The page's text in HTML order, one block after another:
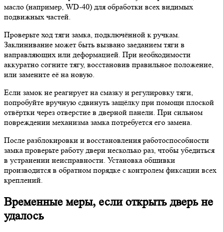
масло (например, WD-40) для обработки всех видимых
подвижных частей.
Проверьте ход тяги замка, подключённой к ручкам.
Заклинивание может быть вызвано заеданием тяги в
направляющих или деформацией. При необходимости
аккуратно согните тягу, восстановив правильное положение,
или замените её на новую.
Если замок не реагирует на смазку и регулировку тяги,
попробуйте вручную сдвинуть защёлку при помощи плоской
отвёртки через отверстие в дверной панели. При сильном
повреждении механизма замка потребуется его замена.
После разблокировки и восстановления работоспособности
замка проверьте работу двери несколько раз, чтобы убедиться
в устранении неисправности. Установка обшивки
производится в обратном порядке с контролем фиксации всех
креплений.
Временные меры, если открыть дверь не
удалось